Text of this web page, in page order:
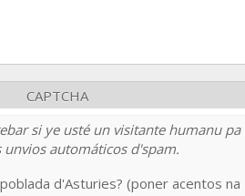
CAPTCHA
si ye usté un visitante humanu pa
unvios automáticos d'spam.
d'Asturies? (poner acentos na